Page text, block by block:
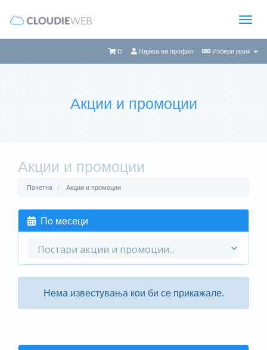
Избери јазик
Најава на профил
0
Акции и промоции
Акции и промоции
Почетна Акции и промоции
По месеци
Нема известувања кои би се прикажале.